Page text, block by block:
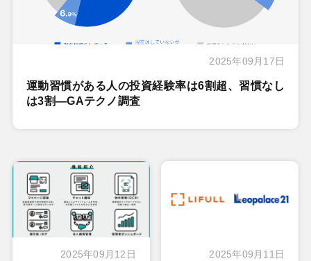
2025年09月17日
運動習慣がある人の投資経験率は6割超、習慣なし
は3割―GAテクノ調査
2025年09月12日 2025年09月11日